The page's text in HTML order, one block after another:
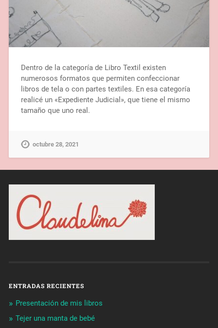
Dentro de la categoría de Libro Textil existen
numerosos formatos que permiten confeccionar
libros de tela o con partes textiles. En esa categoría
realicé un «Expediente Judicial», que tiene el mismo
tamaño que uno real.
octubre 28, 2021
ENTRADAS RECIENTES
Presentación de mis libros
Tejer una manta de bebé